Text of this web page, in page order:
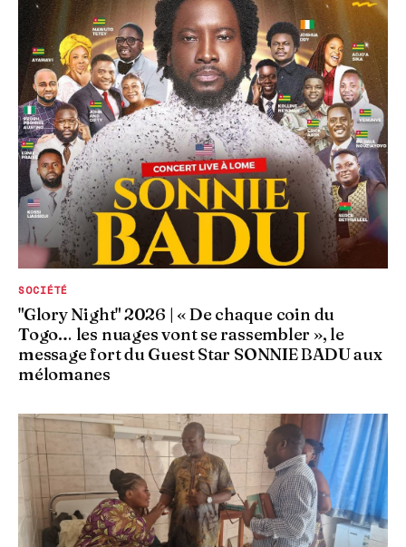
SOCIÉTÉ
"Glory Night" 2026 | « De chaque coin du
Togo… les nuages vont se rassembler », le
message fort du Guest Star SONNIE BADU aux
mélomanes